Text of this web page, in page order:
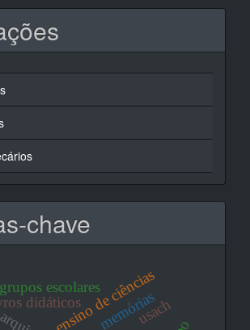
chave
ensino de ciências
didáticos
grupos escolares
memórias
usach